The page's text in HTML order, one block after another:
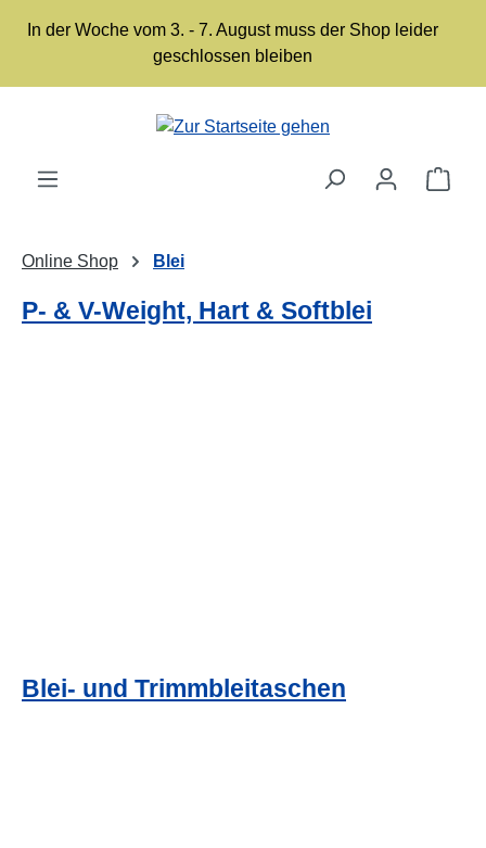
Zum Hauptinhalt springen
In der Woche vom 3. - 7. August muss der Shop leider
geschlossen bleiben
Online Shop Blei
P- & V-Weight, Hart & Softblei
Blei- und Trimmbleitaschen